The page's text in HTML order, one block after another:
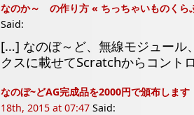
なのか～ の作り方 « ちっちゃいものくら
Said:
[…] なのぼ～ど、無線モジュール
クスに載せてScratchからコント
なのぼ~どAG完成品を2000円で頒布しま
18th, 2015 at 07:47Said: